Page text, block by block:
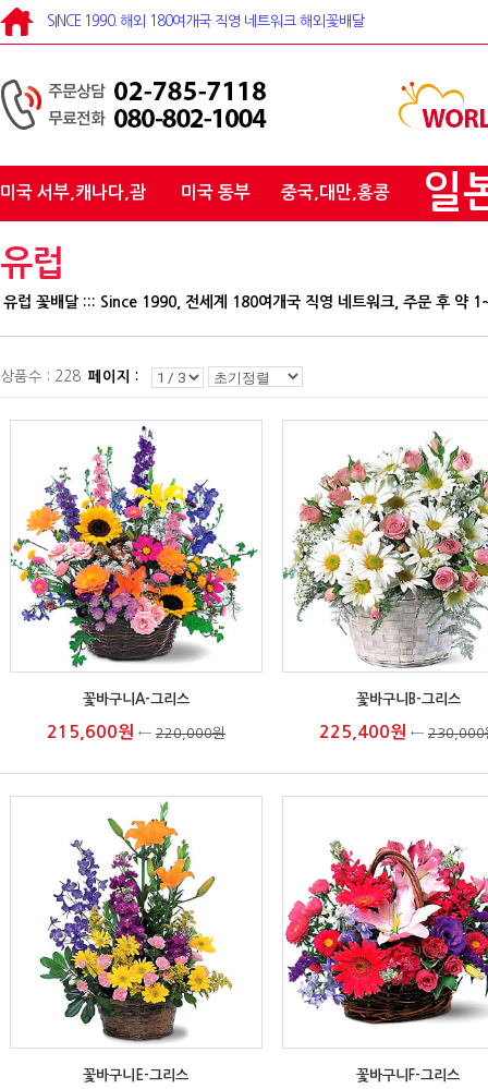
SINCE 1990. 해외 180여개국 직영 네트워크 해외꽃배달
미국 서부,캐나다,괌 미국 동부 중국,대만,홍콩 일
유럽
유럽 꽃배달 ::: Since 1990, 전세계 180여개국 직영 네트워크, 주문 후 약
상품수 : 228 페이지 :
꽃바구니A-그리스
215,600원 ← 220,000원
꽃바구니B-그리스
225,400원 ← 230,000
꽃바구니E-그리스 꽃바구니F-그리스